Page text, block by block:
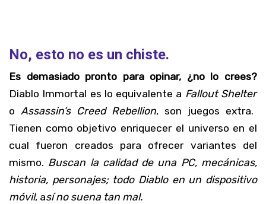
No, esto no es un chiste.
Es demasiado pronto para opinar, ¿no lo crees?
Diablo Immortal es lo equivalente a Fallout Shelter
o Assassin’s Creed Rebellion, son juegos extra.
Tienen como objetivo enriquecer el universo en el
cual fueron creados para ofrecer variantes del
mismo. Buscan la calidad de una PC, mecánicas,
historia, personajes; todo Diablo en un dispositivo
móvil, así no suena tan mal.